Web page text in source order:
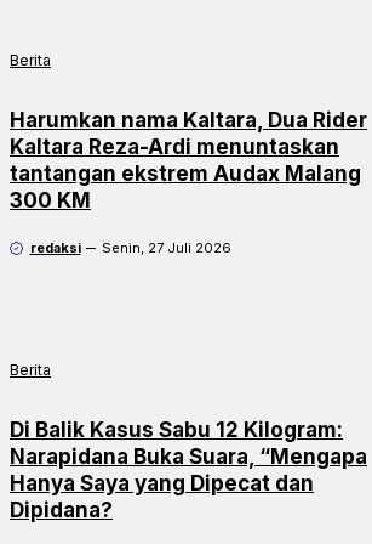
Berita
Harumkan nama Kaltara, Dua Rider
Kaltara Reza-Ardi menuntaskan
tantangan ekstrem Audax Malang
300 KM
redaksi Senin, 27 Juli 2026
Berita
Di Balik Kasus Sabu 12 Kilogram:
Narapidana Buka Suara, “Mengapa
Hanya Saya yang Dipecat dan
Dipidana?